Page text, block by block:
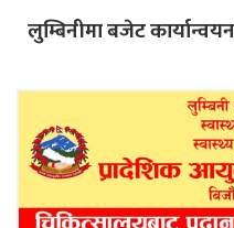
लुम्बिनीमा बजेट